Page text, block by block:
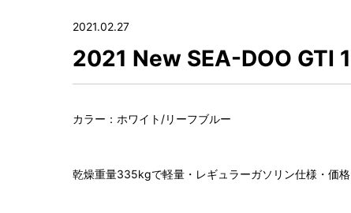
2021.02.27
2021 New SEA-DOO GTI
カラー：ホワイト/リーフブルー
乾燥重量335kgで軽量・レギュラーガソリン仕様・価格